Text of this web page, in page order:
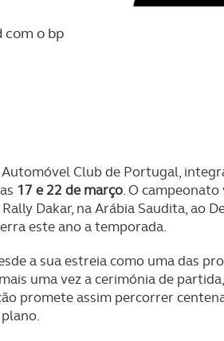
com o bp
Automóvel Club de Portugal,
17 e 22 de março. O
Dakar, na Arábia Saudita, ao
este ano a temporada.
a sua estreia como uma das
uma vez a cerimónia de
promete assim percorrer